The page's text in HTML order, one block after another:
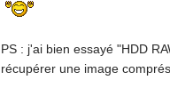
PS : j'ai bien essayé "HDD
récupérer une image